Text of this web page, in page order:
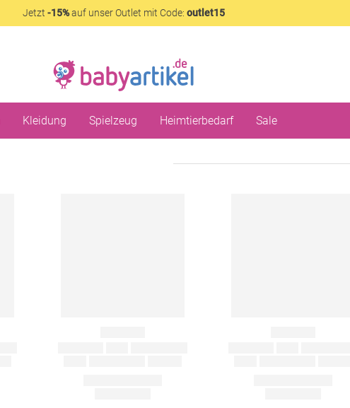
Jetzt -15%auf unser Outlet mit Code: outlet15
Kleidung Spielzeug Heimtierbedarf Sale